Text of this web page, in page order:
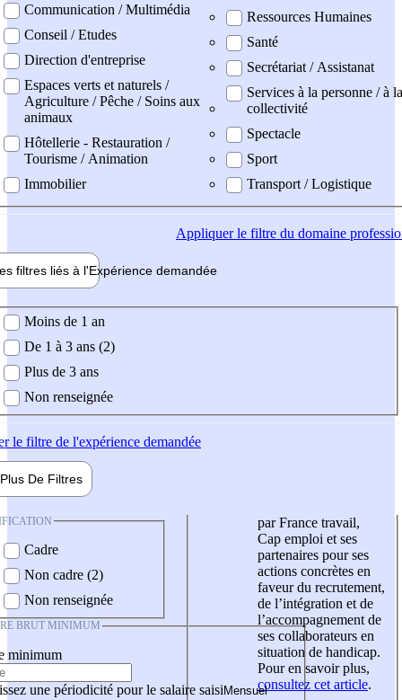
Communication / Multimédia
Conseil / Etudes
Direction d'entreprise
Espaces verts et naturels /
Agriculture / Pêche / Soins aux
animaux
Hôtellerie - Restauration /
Tourisme / Animation
Immobilier
Ressources Humaines
Santé
Secrétariat / Assistanat
Services à la personne / à la
collectivité
Spectacle
Sport
Transport / Logistique
Appliquerle filtre du domaine
filtres liés à l'Expérience demandée
demandée
Moins de 1 an
De 1 à 3 ans (2)
Plus de 3 ans
Non renseignée
le filtre de l'expérience demandée
Plus De Filtres
Cadre
Non cadre (2)
Non renseignée
BRUT MINIMUM
minimum
une périodicité pour le salaire saisi
par France travail,
Cap emploi et ses
partenaires pour ses
actions concrètes en
faveur du recrutement,
de l’intégration et de
l’accompagnement de
ses collaborateurs en
situation de handicap.
Pour en savoir plus,
consultez cet article.